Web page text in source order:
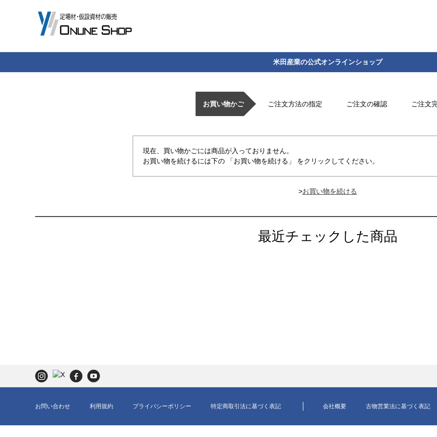
米田産業の公式オンラインショップ
お買い物かご ご注文方法の指定 ご注文の確認 ご注文
現在、買い物かごには商品が入っておりません。
お買い物を続けるには下の 「お買い物を続ける」 をクリックしてください。
>
最近チェックした商品
お問い合わせ 利用規約 プライバシーポリシー 特定商取引法に基づく表記 会社概要 古物営業法に基づく表記